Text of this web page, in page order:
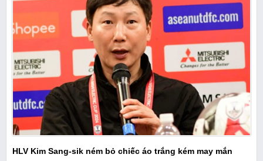
HLV Kim Sang-sik ném bỏ chiếc áo trắng kém may mắn